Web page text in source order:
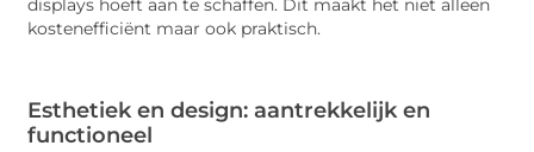
displays hoeft aan te schaffen. Dit maakt het niet alleen
kostenefficiënt maar ook praktisch.
Esthetiek en design: aantrekkelijk en
functioneel